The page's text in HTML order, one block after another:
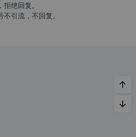
绝回复。
不引流，不回复。